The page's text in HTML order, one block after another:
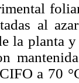
al
la planta
a 70